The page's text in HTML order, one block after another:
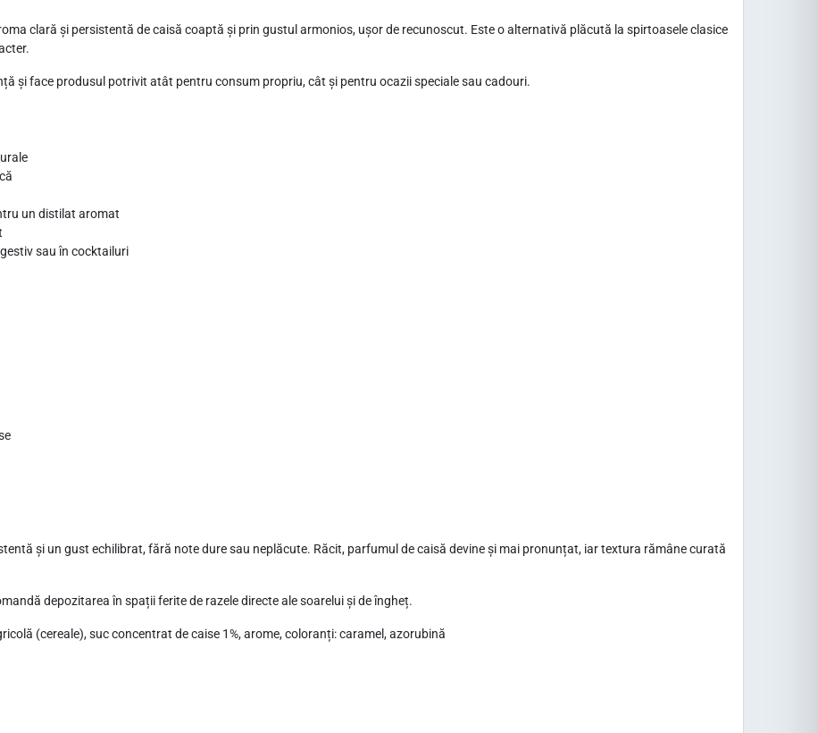
S
clară și persistentă de caisă coaptă și prin gustul armonios, ușor de recunoscut. Este o alternativă plăcută la spirtoasele clasice
și face produsul potrivit atât pentru consum propriu, cât și pentru ocazii speciale sau cadouri.
un distilat aromat
sau în cocktailuri
și un gust echilibrat, fără note dure sau neplăcute. Răcit, parfumul de caisă devine și mai pronunțat, iar textura rămâne curată
depozitarea în spații ferite de razele directe ale soarelui și de îngheț.
(cereale), suc concentrat de caise 1%, arome, coloranți: caramel, azorubină